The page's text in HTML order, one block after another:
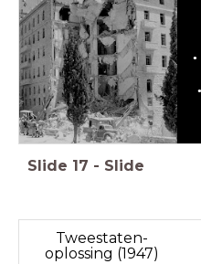
Slide 17 - Slide
Tweestaten-
oplossing (1947)